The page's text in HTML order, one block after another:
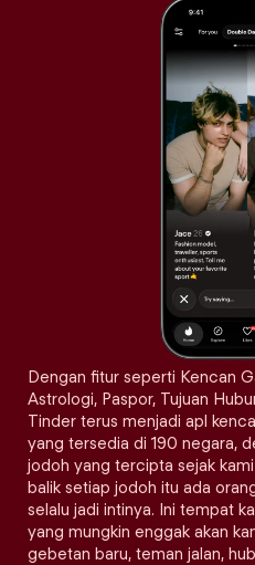
Dengan fitur seperti Kencan
Astrologi, Paspor, Tujuan
Tinder terus menjadi apl
yang tersedia di 190 negara,
jodoh yang tercipta sejak
balik setiap jodoh itu ada
selalu jadi intinya. Ini tempat
yang mungkin enggak akan
gebetan baru, teman jalan,